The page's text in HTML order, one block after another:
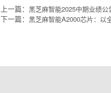
上一篇：黑芝麻智能2025中期业绩
下一篇：黑芝麻智能A2000芯片：以